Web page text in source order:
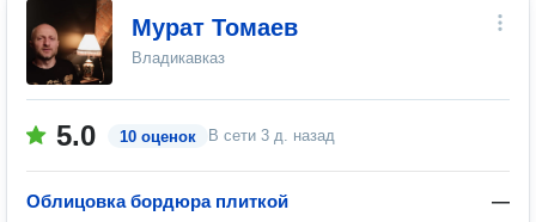
Мурат Томаев
Владикавказ
5.0 10 оценок В сети 3 д. назад
Облицовка бордюра плиткой —